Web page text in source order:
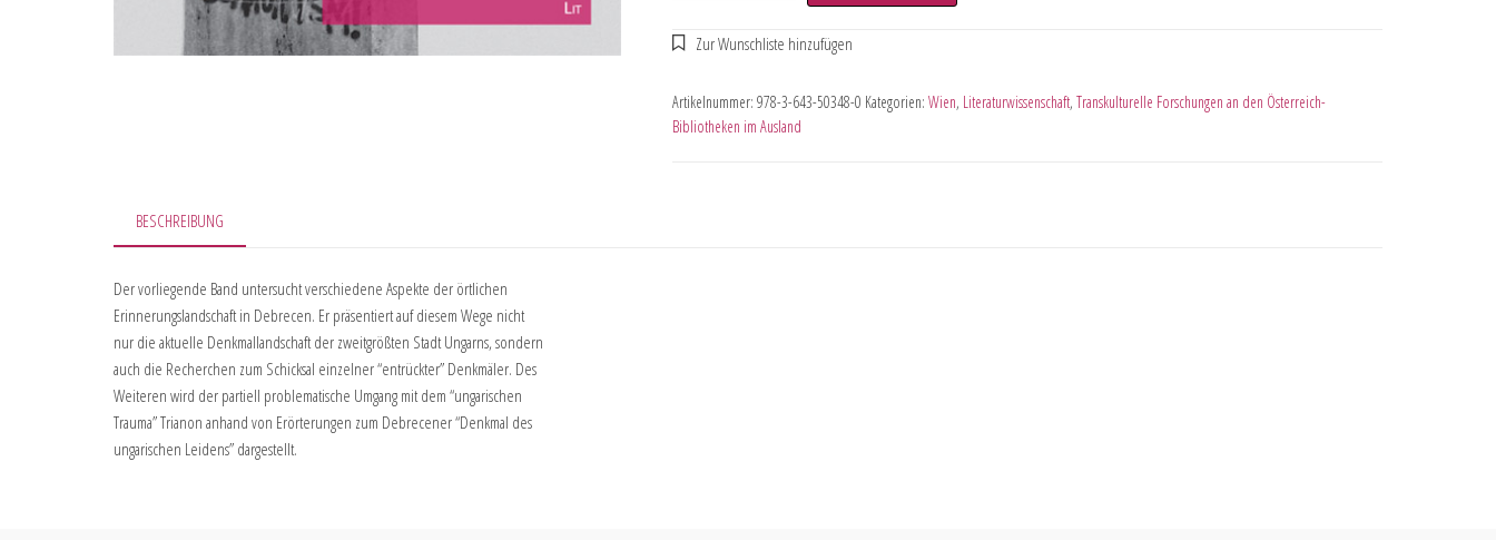
Artikelnummer: 978-3-643-50348-0 Kategorien: Wien, Literaturwissenschaft, Transkulturelle Forschungen an den Österreich-
Bibliotheken im Ausland
BESCHREIBUNG
Der vorliegende Band untersucht verschiedene Aspekte der örtlichen
Erinnerungslandschaft in Debrecen. Er präsentiert auf diesem Wege nicht
nur die aktuelle Denkmallandschaft der zweitgrößten Stadt Ungarns, sondern
auch die Recherchen zum Schicksal einzelner “entrückter” Denkmäler. Des
Weiteren wird der partiell problematische Umgang mit dem “ungarischen
Trauma” Trianon anhand von Erörterungen zum Debrecener “Denkmal des
ungarischen Leidens” dargestellt.